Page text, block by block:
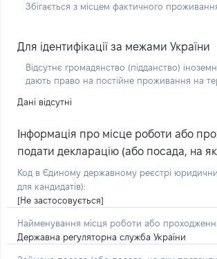
Збігається з місцем фактичного
Для ідентифікації за межами України
Відсутнє громадянство (підданство)
дають право на постійне проживання на
Дані відсутні
Інформація про місце роботи або
подати декларацію (або посада, на
Код в Єдиному державному реєстрі
для кандидатів):
[Не застосовується]
Найменування місця роботи або
Державна регуляторна служба України